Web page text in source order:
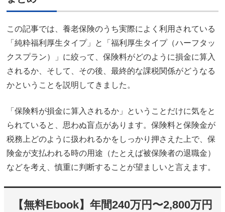
この記事では、養老保険のうち実際によく利用されている
「純粋福利厚生タイプ」と「福利厚生タイプ（ハーフタッ
クスプラン）」に絞って、保険料がどのように損金に算入
されるか、そして、その後、最終的な課税関係がどうなる
かということを説明してきました。
「保険料が損金に算入されるか」ということだけに気をと
られていると、思わぬ盲点があります。保険料と保険金が
税務上どのように扱われるかをしっかり押さえた上で、保
険金が支払われる時の用途（たとえば被保険者の退職金）
などを考え、慎重に判断することが望ましいと言えます。
【無料Ebook】年間240万円〜2,800万円